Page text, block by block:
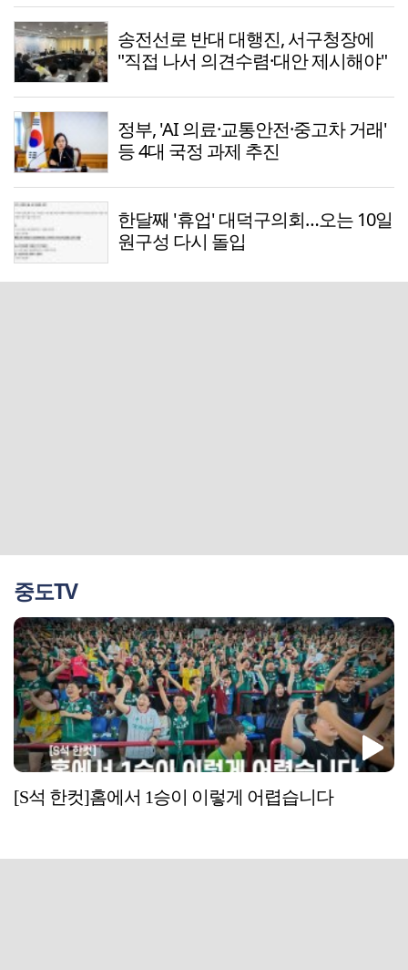
송전선로 반대 대행진, 서구청장에
"직접 나서 의견수렴·대안 제시해야"
정부, 'AI 의료·교통안전·중고차 거래'
등 4대 국정 과제 추진
한달째 '휴업' 대덕구의회…오는 10일
원구성 다시 돌입
중도TV
[S석 한컷]홈에서 1승이 이렇게 어렵습니다